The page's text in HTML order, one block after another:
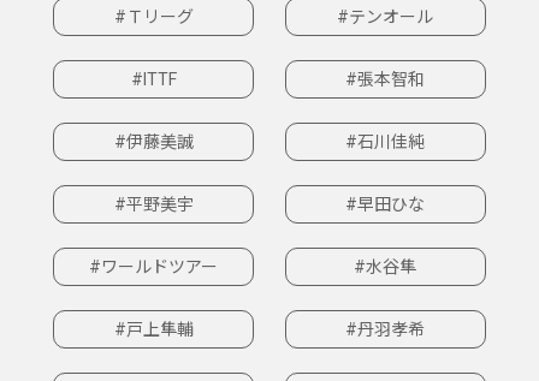
#Ｔリーグ #テンオール
#ITTF #張本智和
#伊藤美誠 #石川佳純
#平野美宇 #早田ひな
#ワールドツアー #水谷隼
#戸上隼輔 #丹羽孝希